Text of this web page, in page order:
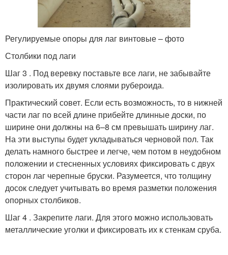
Регулируемые опоры для лаг винтовые – фото
Столбики под лаги
Шаг 3 . Под веревку поставьте все лаги, не забывайте
изолировать их двумя слоями рубероида.
Практический совет. Если есть возможность, то в нижней
части лаг по всей длине прибейте длинные доски, по
ширине они должны на 6–8 см превышать ширину лаг.
На эти выступы будет укладываться черновой пол. Так
делать намного быстрее и легче, чем потом в неудобном
положении и стесненных условиях фиксировать с двух
сторон лаг черепные бруски. Разумеется, что толщину
досок следует учитывать во время разметки положения
опорных столбиков.
Шаг 4 . Закрепите лаги. Для этого можно использовать
металлические уголки и фиксировать их к стенкам сруба.